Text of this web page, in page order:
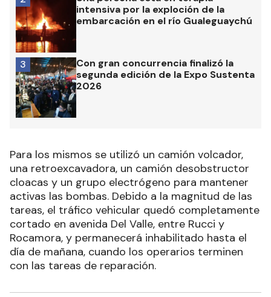
intensiva por la exploción de la
embarcación en el río Gualeguaychú
Con gran concurrencia finalizó la
segunda edición de la Expo Sustenta
2026
3
Para los mismos se utilizó un camión volcador,
una retroexcavadora, un camión desobstructor
cloacas y un grupo electrógeno para mantener
activas las bombas. Debido a la magnitud de las
tareas, el tráfico vehicular quedó completamente
cortado en avenida Del Valle, entre Rucci y
Rocamora, y permanecerá inhabilitado hasta el
día de mañana, cuando los operarios terminen
con las tareas de reparación.